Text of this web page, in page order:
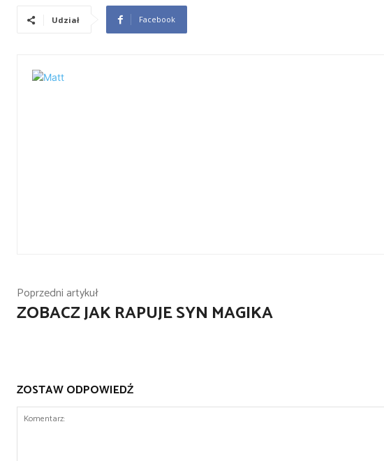
Udział Facebook
Poprzedni artykuł
ZOBACZ JAK RAPUJE SYN MAGIKA
ZOSTAW ODPOWIEDŹ